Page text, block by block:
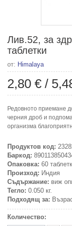
Лив.52, за
таблетки
от: Himalaya
2,80 € /
Редовното приемане
черния дроб и
организма
Продуктов код:
Баркод:
Опаковка: 60
Произход: Индия
Съдържание: виж
Тегло: 0.050 кг.
Подходящ за:
Количество: